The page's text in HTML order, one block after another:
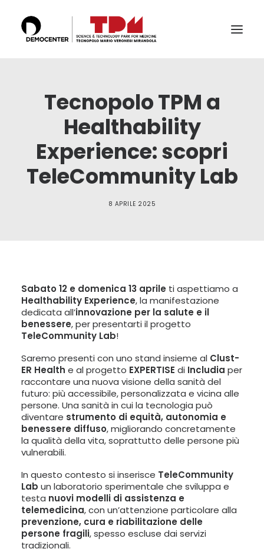
CERTIFICAZIONI E ACCREDITAMENTI
IL TEAM
ITA
ENG
Tecnopolo TPM a
Healthability
Experience: scopri
TeleCommunity Lab
8 APRILE 2025
Sabato 12 e domenica 13 aprile ti aspettiamo a
Healthability Experience, la manifestazione
dedicata all’innovazione per la salute e il
benessere, per presentarti il progetto
TeleCommunity Lab!
Saremo presenti con uno stand insieme al Clust-
ER Health e al progetto EXPERTISE di Includia per
raccontare una nuova visione della sanità del
futuro: più accessibile, personalizzata e vicina alle
persone. Una sanità in cui la tecnologia può
diventare strumento di equità, autonomia e
benessere diffuso, migliorando concretamente
la qualità della vita, soprattutto delle persone più
vulnerabili.
In questo contesto si inserisce TeleCommunity
Lab un laboratorio sperimentale che sviluppa e
testa nuovi modelli di assistenza e
telemedicina, con un’attenzione particolare alla
prevenzione, cura e riabilitazione delle
persone fragili, spesso escluse dai servizi
tradizionali.